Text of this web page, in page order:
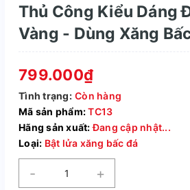
Thủ Công Kiểu Dáng
Vàng - Dùng Xăng
799.000₫
Tình trạng: Còn hàng
Mã sản phẩm:TC13
Hãng sản xuất:Đang cập nhật...
Loại: Bật lửa xăng bấc đá
- +